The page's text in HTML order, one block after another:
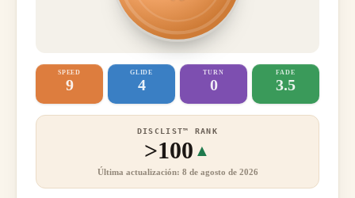
SPEED
9
GLIDE
4
TURN
0
FADE
3.5
DISCLIST™ RANK
>100 ▲
Última actualización: 8 de agosto de 2026